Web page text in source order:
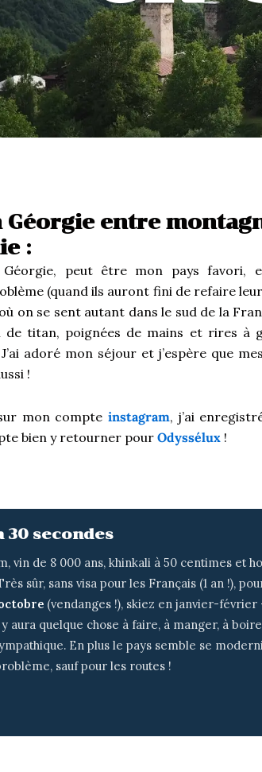
Géorgie entre
:
Géorgie, peut être mon pays favori,
(quand ils auront fini de refaire
on se sent autant dans le sud de la
de titan, poignées de mains et rires à
adoré mon séjour et j’espère que
!
mon compte instagram, j’ai
bien y retourner pour Odyssélux !
30 secondes
vin de 8 000 ans, khinkali à 50 centimes et
sûr, sans visa pour les Français (1 an !),
(vendanges !), skiez en janvier-
aura quelque chose à faire, à manger, à
En plus le pays semble se
sauf pour les routes !